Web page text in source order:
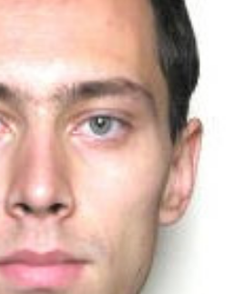
і математичних
наук
і гуманітарних наук
комісії